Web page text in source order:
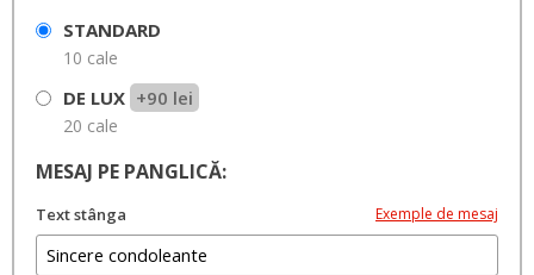
STANDARD
10 cale
DE LUX +90 lei
20 cale
MESAJ PE PANGLICĂ:
Text stânga Exemple de mesaj